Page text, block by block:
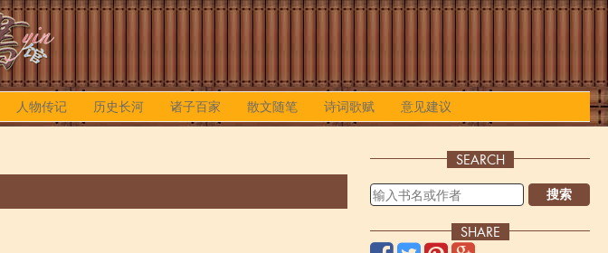
人物传记 历史长河 诸子百家 散文随笔 诗词歌赋 意见建议
SEARCH
搜索
SHARE